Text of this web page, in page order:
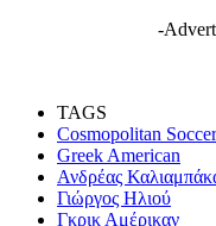
-
TAGS
Cosmopolitan
Greek American
Ανδρέας
Γιώργος Ηλιού
Γκρικ Αμέρικαν